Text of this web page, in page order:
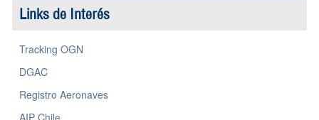
Links de Interés
Tracking OGN
DGAC
Registro Aeronaves
AIP Chile